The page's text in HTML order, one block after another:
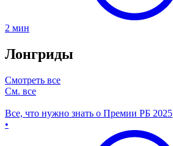
2 мин
Лонгриды
Смотреть все
См. все
Все, что нужно знать о Премии РБ 2025
•